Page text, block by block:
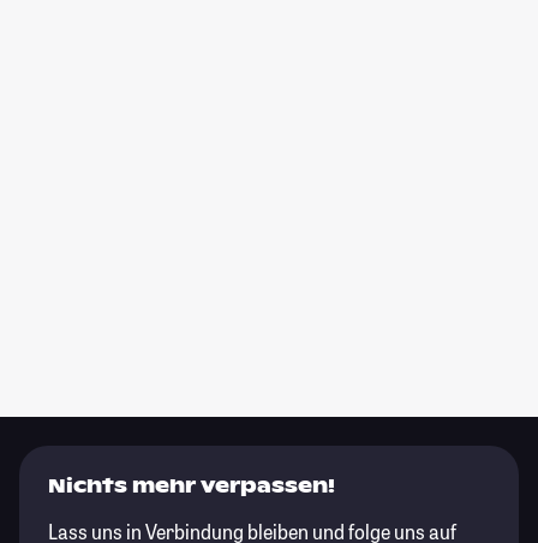
Nichts mehr verpassen!
Lass uns in Verbindung bleiben und folge uns auf